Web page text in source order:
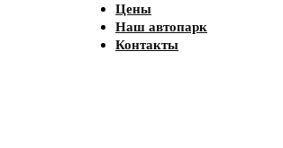
Цены
Наш автопарк
Контакты